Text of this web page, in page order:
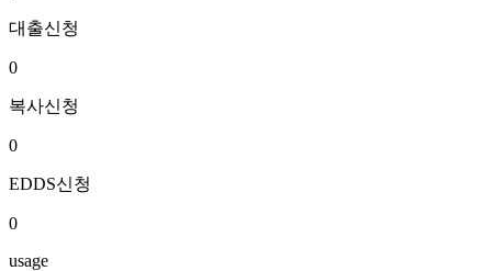
대출신청
0
복사신청
0
EDDS신청
0
usage